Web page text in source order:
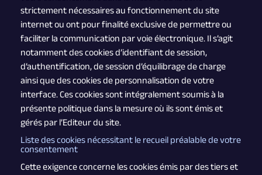
strictement nécessaires au fonctionnement du site
internet ou ont pour finalité exclusive de permettre ou
faciliter la communication par voie électronique. Il s’agit
notamment des cookies d’identifiant de session,
d’authentification, de session d’équilibrage de charge
ainsi que des cookies de personnalisation de votre
interface. Ces cookies sont intégralement soumis à la
présente politique dans la mesure où ils sont émis et
gérés par l’Editeur du site.
Liste des cookies nécessitant le recueil préalable de votre
consentement
Cette exigence concerne les cookies émis par des tiers et